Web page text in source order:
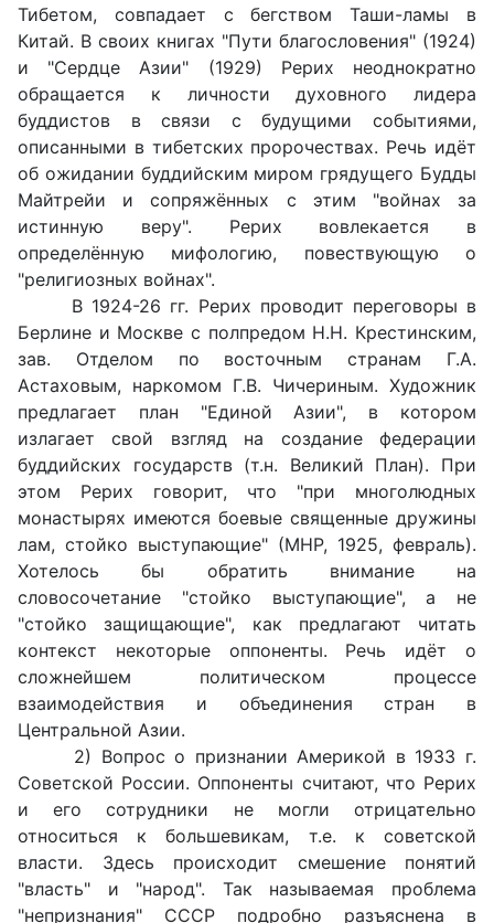
Тибетом, совпадает с бегством Таши-ламы в
Китай. В своих книгах "Пути благословения" (1924)
и "Сердце Азии" (1929) Рерих неоднократно
обращается к личности духовного лидера
буддистов в связи с будущими событиями,
описанными в тибетских пророчествах. Речь идёт
об ожидании буддийским миром грядущего Будды
Майтрейи и сопряжённых с этим "войнах за
истинную веру". Рерих вовлекается в
определённую мифологию, повествующую о
"религиозных войнах".
В 1924-26 гг. Рерих проводит переговоры в
Берлине и Москве с полпредом Н.Н. Крестинским,
зав. Отделом по восточным странам Г.А.
Астаховым, наркомом Г.В. Чичериным. Художник
предлагает план "Единой Азии", в котором
излагает свой взгляд на создание федерации
буддийских государств (т.н. Великий План). При
этом Рерих говорит, что "при многолюдных
монастырях имеются боевые священные дружины
лам, стойко выступающие" (МНР, 1925, февраль).
Хотелось бы обратить внимание на
словосочетание "стойко выступающие", а не
"стойко защищающие", как предлагают читать
контекст некоторые оппоненты. Речь идёт о
сложнейшем политическом процессе
взаимодействия и объединения стран в
Центральной Азии.
2) Вопрос о признании Америкой в 1933 г.
Советской России. Оппоненты считают, что Рерих
и его сотрудники не могли отрицательно
относиться к большевикам, т.е. к советской
власти. Здесь происходит смешение понятий
"власть" и "народ". Так называемая проблема
"непризнания" СССР подробно разъяснена в